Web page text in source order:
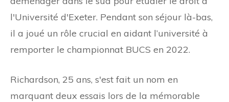
l'Université d'Exeter. Pendant son séjour là-bas,
il a joué un rôle crucial en aidant l’université à
remporter le championnat BUCS en 2022.
Richardson, 25 ans, s'est fait un nom en
marquant deux essais lors de la mémorable